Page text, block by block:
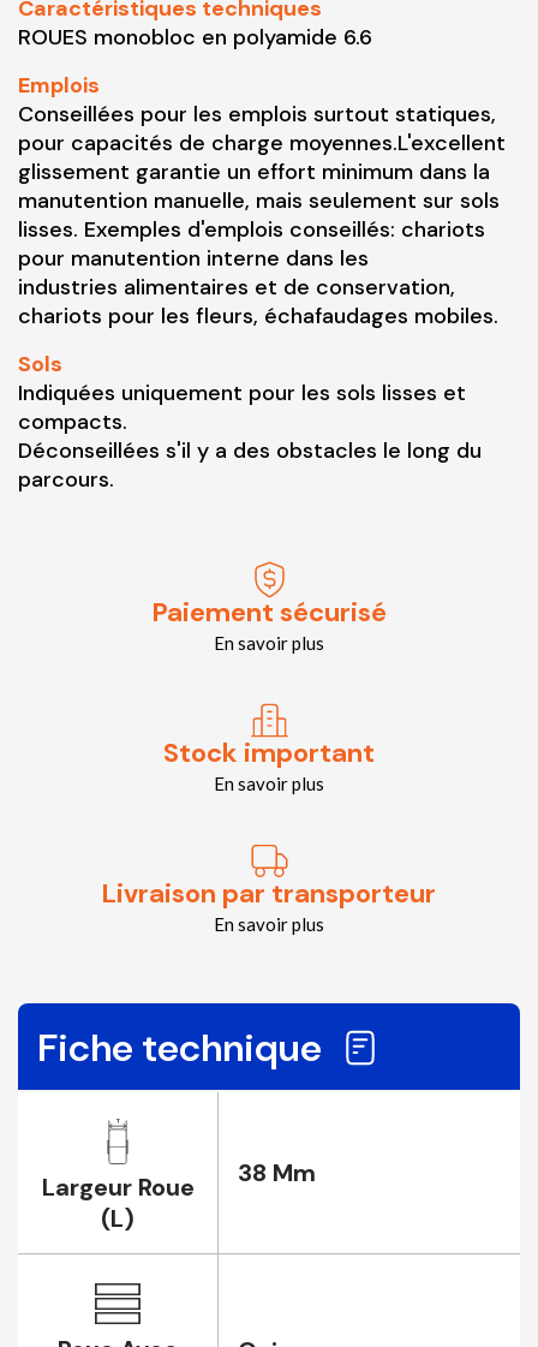
Caractéristiques techniques
ROUES monobloc en polyamide 6.6
Emplois
Conseillées pour les emplois surtout statiques,
pour capacités de charge moyennes.L'excellent
glissement garantie un effort minimum dans la
manutention manuelle, mais seulement sur sols
lisses. Exemples d'emplois conseillés: chariots
pour manutention interne dans les
industries alimentaires et de conservation,
chariots pour les fleurs, échafaudages mobiles.
Sols
Indiquées uniquement pour les sols lisses et
compacts.
Déconseillées s'il y a des obstacles le long du
parcours.
Paiement sécurisé
En savoir plus
Stock important
En savoir plus
Livraison par transporteur
En savoir plus
Fiche technique
Largeur Roue
(L)
38 Mm